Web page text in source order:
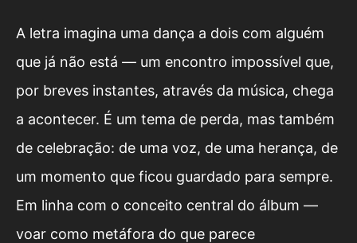
A letra imagina uma dança a dois com alguém
que já não está — um encontro impossível que,
por breves instantes, através da música, chega
a acontecer. É um tema de perda, mas também
de celebração: de uma voz, de uma herança, de
um momento que ficou guardado para sempre.
Em linha com o conceito central do álbum —
voar como metáfora do que parece